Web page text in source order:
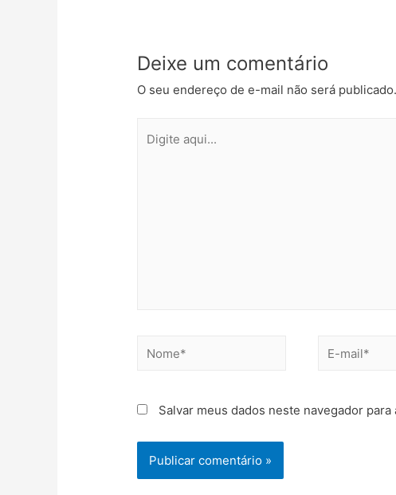
Deixe um comentário
O seu endereço de e-mail não será publicado.
Salvar meus dados neste navegador